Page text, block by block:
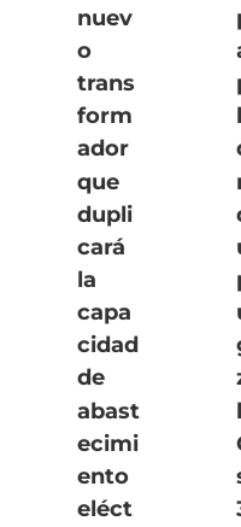
nuev
o
trans
form
ador
que
dupli
cará
la
capa
cidad
de
abast
ecimi
ento
eléct